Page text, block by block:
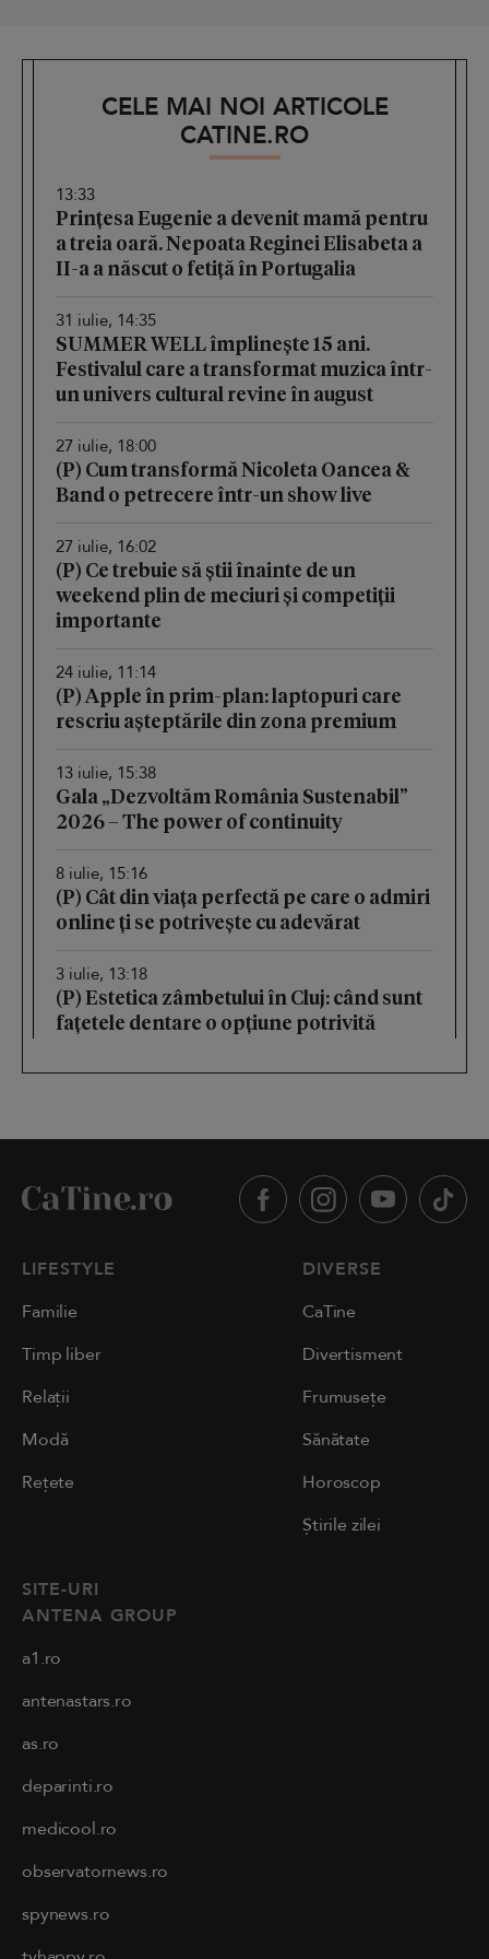
CELE MAI NOI ARTICOLE
CATINE.RO
13:33
Prințesa Eugenie a devenit mamă pentru
a treia oară. Nepoata Reginei Elisabeta a
II-a a născut o fetiță în Portugalia
31 iulie, 14:35
SUMMER WELL împlinește 15 ani.
Festivalul care a transformat muzica într-
un univers cultural revine în august
27 iulie, 18:00
(P) Cum transformă Nicoleta Oancea &
Band o petrecere într-un show live
27 iulie, 16:02
(P) Ce trebuie să știi înainte de un
weekend plin de meciuri și competiții
importante
24 iulie, 11:14
(P) Apple în prim-plan: laptopuri care
rescriu așteptările din zona premium
13 iulie, 15:38
Gala „Dezvoltăm România Sustenabil”
2026 – The power of continuity
8 iulie, 15:16
(P) Cât din viața perfectă pe care o admiri
online ți se potrivește cu adevărat
3 iulie, 13:18
(P) Estetica zâmbetului în Cluj: când sunt
fațetele dentare o opțiune potrivită
LIFESTYLE
Familie
Timp liber
Relații
Modă
Rețete
DIVERSE
CaTine
Divertisment
Frumusețe
Sănătate
Horoscop
Știrile zilei
SITE-URI
ANTENA GROUP
a1.ro
antenastars.ro
as.ro
deparinti.ro
medicool.ro
observatornews.ro
spynews.ro